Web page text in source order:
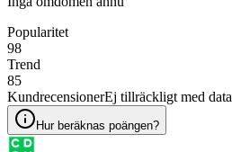
Popularitet
98
Trend
85
KundrecensionerEj tillräckligt med data
Hur beräknas poängen?